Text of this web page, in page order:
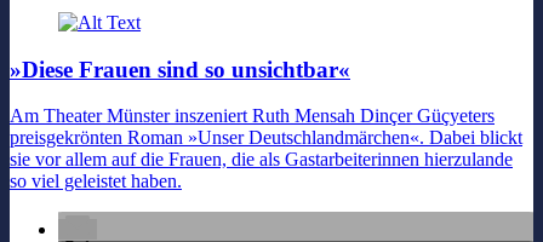
»Diese Frauen sind so unsichtbar«
Am Theater Münster inszeniert Ruth Mensah Dinçer Güçyeters
preisgekrönten Roman »Unser Deutschlandmärchen«. Dabei blickt
sie vor allem auf die Frauen, die als Gastarbeiterinnen hierzulande
so viel geleistet haben.